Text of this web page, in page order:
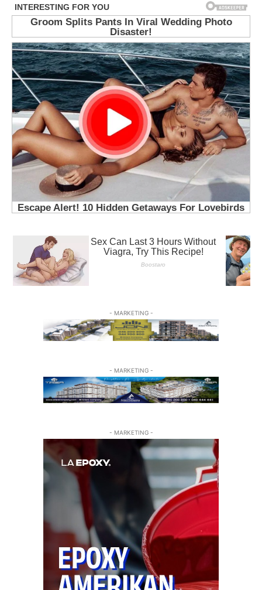
- MARKETING -
- MARKETING -
- MARKETING -